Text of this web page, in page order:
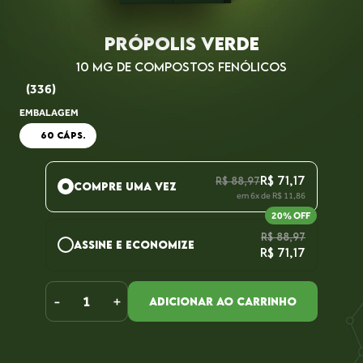
PRÓPOLIS VERDE
10 MG DE COMPOSTOS FENÓLICOS
(336)
EMBALAGEM
60 CÁPS.
COMPRE UMA VEZ R$ 88,97R$ 71,17
em 6x de R$ 11,86
20% OFF
ASSINE E ECONOMIZE
R$ 88,97
R$ 71,17
- + ADICIONAR AO CARRINHO